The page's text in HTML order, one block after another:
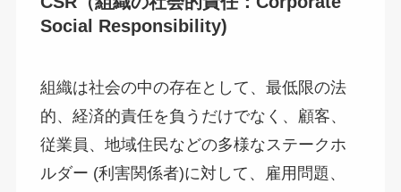
Social Responsibility)
組織は社会の中の存在として、最低限の法
的、経済的責任を負うだけでなく、顧客、
従業員、地域住民などの多様なステークホ
ルダー (利害関係者)に対して、雇用問題、